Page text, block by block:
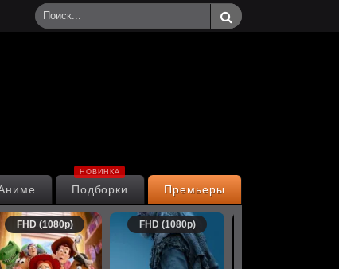
Премьеры
Подборки
НОВИНКА
FHD (1080p) FHD (1080p)